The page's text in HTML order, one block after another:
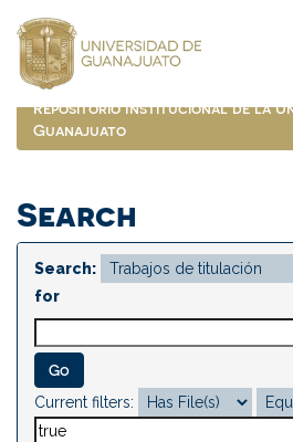
navigation
Repositorio Institucional de la
Guanajuato
Search
Search:
for
Current filters: